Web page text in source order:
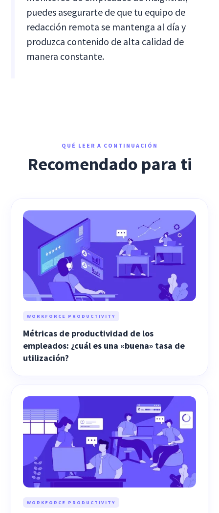
puedes asegurarte de que tu equipo de
redacción remota se mantenga al día y
produzca contenido de alta calidad de
manera constante.
QUÉ LEER A CONTINUACIÓN
Recomendado para ti
WORKFORCE PRODUCTIVITY
Métricas de productividad de los
empleados: ¿cuál es una «buena» tasa de
utilización?
WORKFORCE PRODUCTIVITY